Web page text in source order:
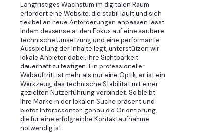
Langfristiges Wachstum im digitalen Raum
erfordert eine Website, die stabil läuft und sich
flexibel an neue Anforderungen anpassen lässt.
Indem devsense.at den Fokus auf eine saubere
technische Umsetzung und eine performante
Ausspielung der Inhalte legt, unterstützen wir
lokale Anbieter dabei, ihre Sichtbarkeit
dauerhaft zu festigen. Ein professioneller
Webauftritt ist mehr als nur eine Optik; er ist ein
Werkzeug, das technische Stabilität mit einer
gezielten Nutzerführung verbindet. So bleibt
Ihre Marke in der lokalen Suche präsent und
bietet Interessenten genau die Orientierung,
die für eine erfolgreiche Kontaktaufnahme
notwendig ist.